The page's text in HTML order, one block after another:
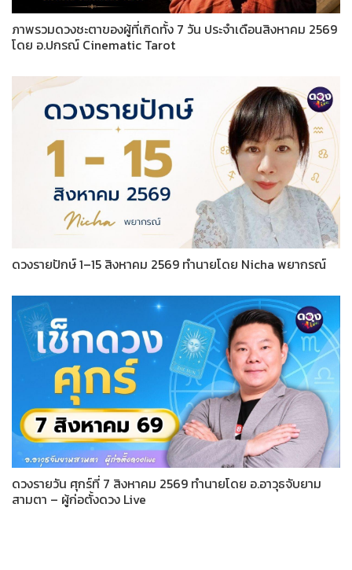
ภาพรวมดวงชะตาของผู้ที่เกิดทั้ง 7 วัน ประจำเดือนสิงหาคม 2569
โดย อ.ปกรณ์ Cinematic Tarot
ดวงรายปักษ์ 1–15 สิงหาคม 2569 ทำนายโดย Nicha พยากรณ์
ดวงรายวัน ศุกร์ที่ 7 สิงหาคม 2569 ทำนายโดย อ.อาวุธจับยาม
สามตา – ผู้ก่อตั้งดวง Live